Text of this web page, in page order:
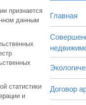
признается
данным
статистики
и
Главная
Договор